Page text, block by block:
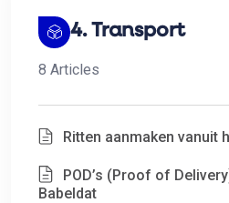
4. Transport
8 Articles
Ritten aanmaken vanuit
POD’s (Proof of
Babeldat